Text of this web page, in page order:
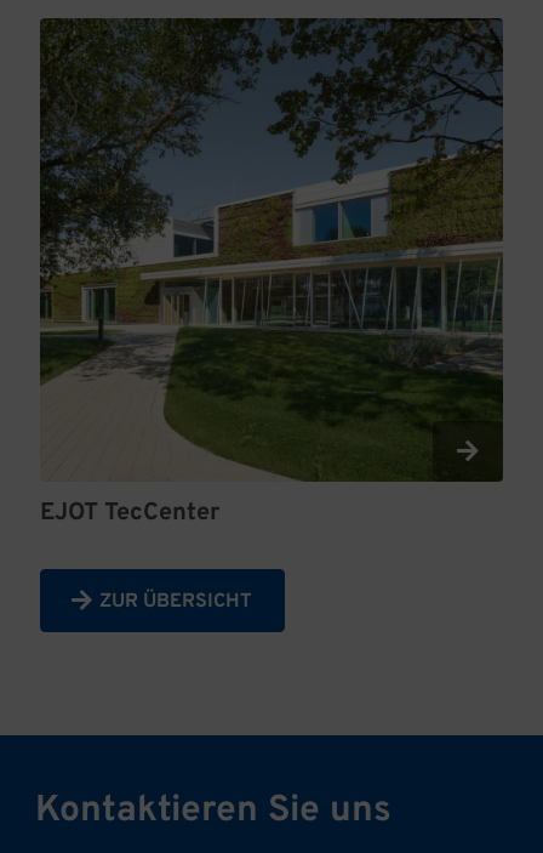
EJOT TecCenter
ZUR ÜBERSICHT
Kontaktieren Sie uns